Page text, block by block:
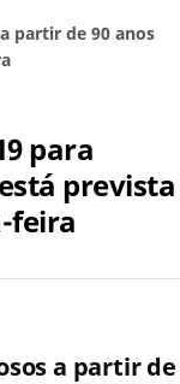
partir de 90 anos
para
prevista
feira
a partir de